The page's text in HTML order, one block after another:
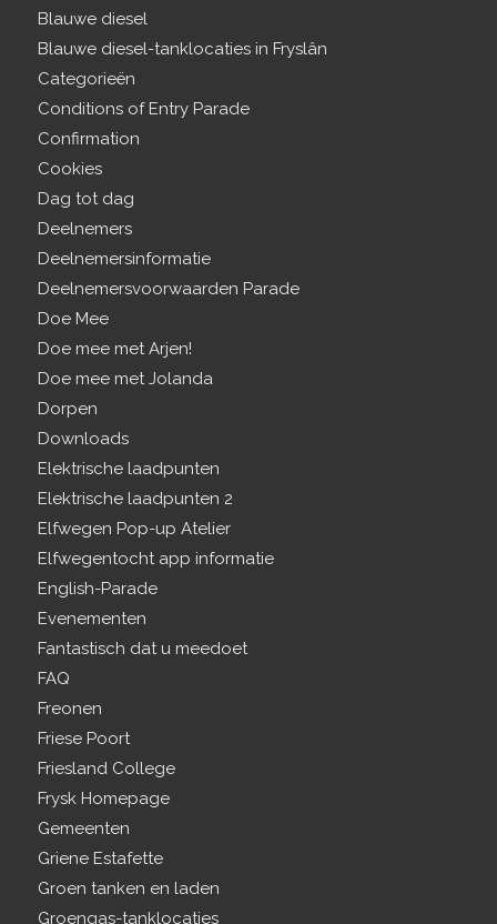
Blauwe diesel
Blauwe diesel-tanklocaties in Fryslân
Categorieën
Conditions of Entry Parade
Confirmation
Cookies
Dag tot dag
Deelnemers
Deelnemersinformatie
Deelnemersvoorwaarden Parade
Doe Mee
Doe mee met Arjen!
Doe mee met Jolanda
Dorpen
Downloads
Elektrische laadpunten
Elektrische laadpunten 2
Elfwegen Pop-up Atelier
Elfwegentocht app informatie
English-Parade
Evenementen
Fantastisch dat u meedoet
FAQ
Freonen
Friese Poort
Friesland College
Frysk Homepage
Gemeenten
Griene Estafette
Groen tanken en laden
Groengas-tanklocaties